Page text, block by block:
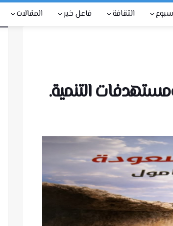
الثقافة فاعل خير المقالات
التنمية.